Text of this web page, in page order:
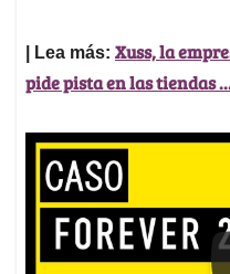
| Lea más: Xuss, la
pide pista en las tiendas